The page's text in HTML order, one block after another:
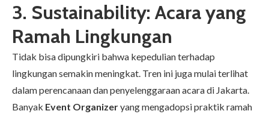
3. Sustainability: Acara yang
Ramah Lingkungan
Tidak bisa dipungkiri bahwa kepedulian terhadap
lingkungan semakin meningkat. Tren ini juga mulai terlihat
dalam perencanaan dan penyelenggaraan acara di Jakarta.
Banyak Event Organizeryang mengadopsi praktik ramah